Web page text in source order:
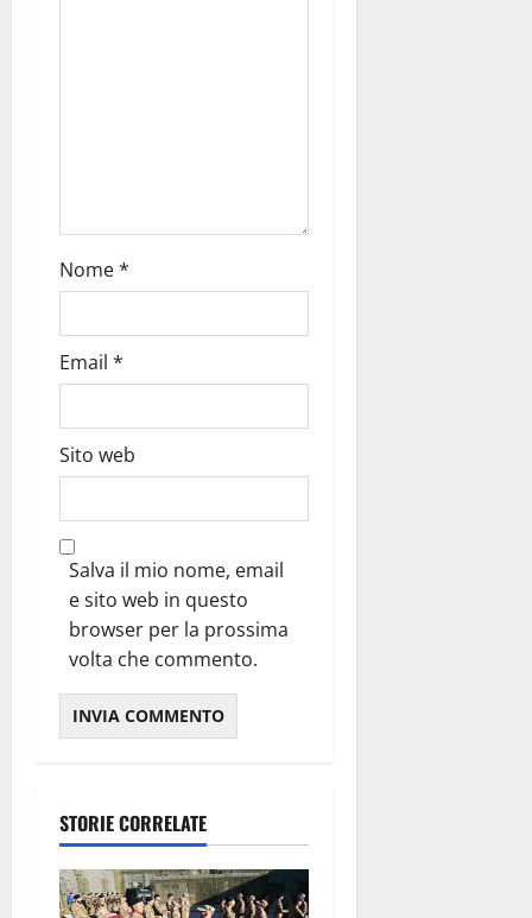
Nome*
Email *
Sito web
Salva il mio nome, email
e sito web in questo
browser per la prossima
volta che commento.
STORIE CORRELATE